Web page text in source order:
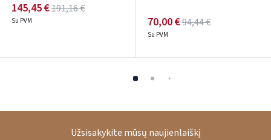
145,45 €191,16 €
Su PVM 70,00 €94,44 €
Su PVM
Užsisakykite mūsų naujienlaiškį